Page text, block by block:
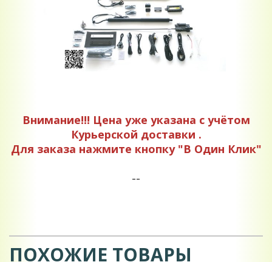
Внимание!!! Цена уже указана с учётом
Курьерской доставки .
Для заказа нажмите кнопку "В Один Клик"
--
ПОХОЖИЕ ТОВАРЫ